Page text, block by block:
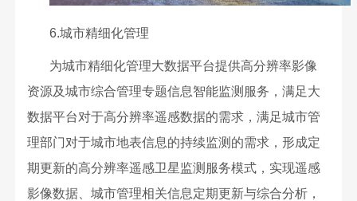
6.城市精细化管理
为城市精细化管理大数据平台提供高分辨率影像
资源及城市综合管理专题信息智能监测服务，满足大
数据平台对于高分辨率遥感数据的需求，满足城市管
理部门对于城市地表信息的持续监测的需求，形成定
期更新的高分辨率遥感卫星监测服务模式，实现遥感
影像数据、城市管理相关信息定期更新与综合分析，